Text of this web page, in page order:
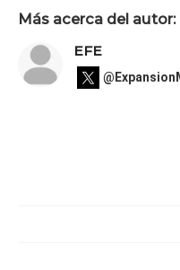
Más acerca del autor:
EFE